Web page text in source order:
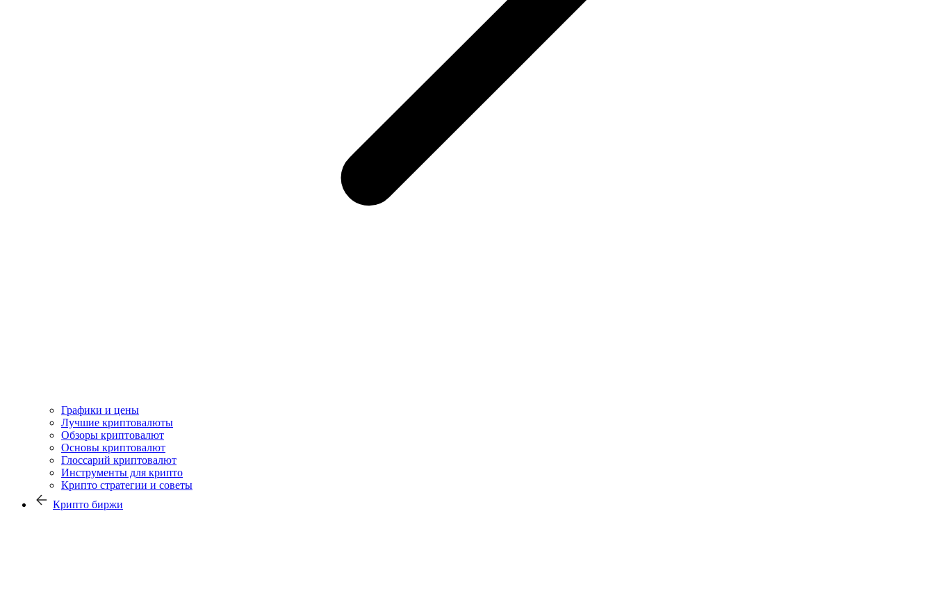
Графики и цены
Лучшие криптовалюты
Обзоры криптовалют
Основы криптовалют
Глоссарий криптовалют
Инструменты для крипто
Крипто стратегии и советы
Крипто биржи